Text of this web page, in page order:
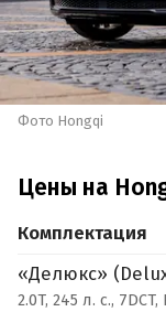
Фото Hongqi
Цены на
Комплектация
«Делюкс»
2.0T, 245 л. с., 7DCT,